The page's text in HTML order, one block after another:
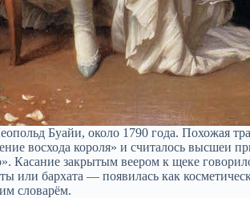
Буайи, около 1790 года. Похожая
восхода короля» и считалось
Касание закрытым веером к щеке
или бархата — появилась как
словарём.